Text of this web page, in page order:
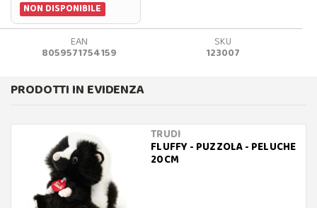
NON DISPONIBILE
EAN
8059571754159
SKU
123007
PRODOTTI IN EVIDENZA
TRUDI
FLUFFY - PUZZOLA - PELUCHE
20CM